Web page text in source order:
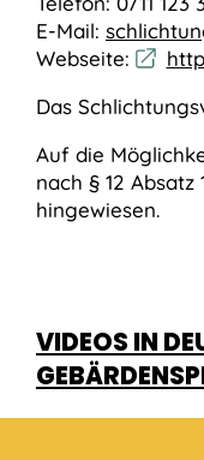
E-Mail:
Webseite:
Das
Auf die
nach § 12 Absatz
hingewiesen.
VIDEOS IN